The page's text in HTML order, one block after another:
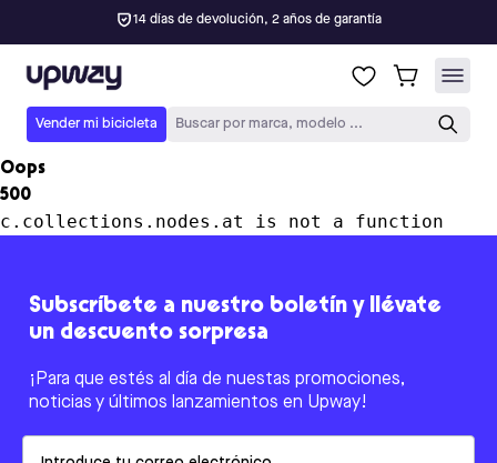
14 días de devolución, 2 años de garantía
Upway
Vender mi bicicleta Buscar por marca, modelo ...
Oops
500
c.collections.nodes.at is not a function
Subscríbete a nuestro boletín y llévate
un descuento sorpresa
¡Para que estés al día de nuestas promociones,
noticias y últimos lanzamientos en Upway!